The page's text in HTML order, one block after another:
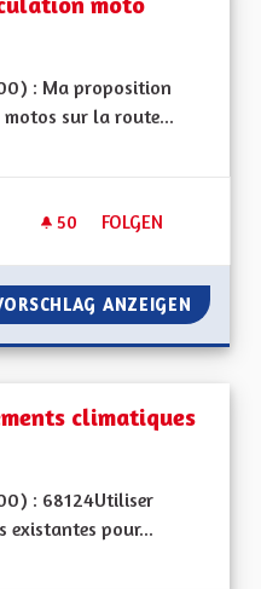
: Ma proposition
sur la route...
50 50 FOLLOWER
FOLGEN
ROUTE DES
ANZEIGEN
climatiques
: 68124Utiliser
existantes pour...